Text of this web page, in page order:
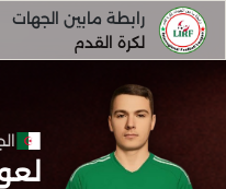
رابطة مابين الجهات
لكرة القدم